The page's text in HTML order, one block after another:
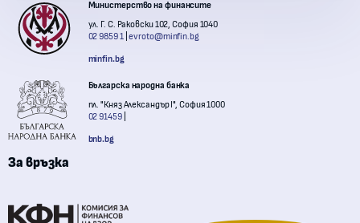
Контакти с институции
Министерство на финансите
ул. Г. С. Раковски 102, София 1040
02 9859 1
evroto@minfin.bg
minfin.bg
Българска народна банка
пл. "Княз Александър I", София 1000
02 91459
bnb.bg
За връзка